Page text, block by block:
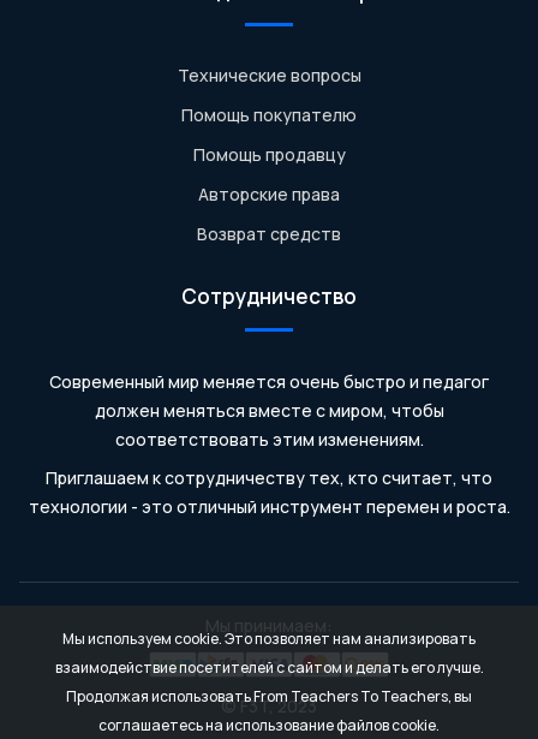
Технические вопросы
Помощь покупателю
Помощь продавцу
Авторские права
Возврат средств
Сотрудничество
Современный мир меняется очень быстро и педагог
должен меняться вместе с миром, чтобы
соответствовать этим изменениям.
Приглашаем к сотрудничеству тех, кто считает, что
технологии - это отличный инструмент перемен и роста.
Мы принимаем:
© F3T, 2023
Мы используем cookie. Это позволяет нам анализировать
взаимодействие посетителей с сайтом и делать его лучше.
Продолжая использовать From Teachers To Teachers, вы
соглашаетесь на использование файлов cookie.